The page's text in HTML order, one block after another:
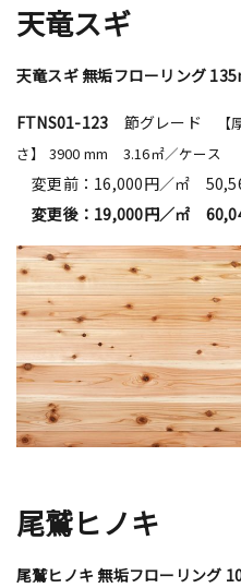
天竜スギ
天竜スギ 無垢フローリング
FTNS01-123 節グレード
さ】 3900 mm 3.16㎡／ケース
変更前：16,000円／㎡
変更後：19,000円／㎡
尾鷲ヒノキ
尾鷲ヒノキ 無垢フローリング